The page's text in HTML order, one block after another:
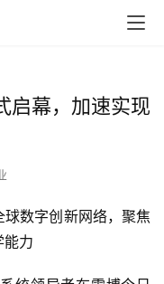
启幕，加速实现
数字创新网络，聚焦
能力